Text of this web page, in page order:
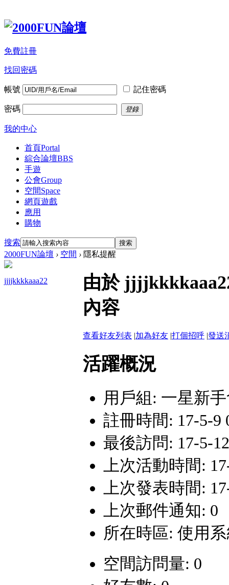
免費註冊
找回密碼
帳號 記住密碼
密碼 登錄
我的中心
首頁Portal
綜合論壇BBS
手遊
公會Group
空間Space
網頁遊戲
應用
購物
搜索 搜索
2000FUN論壇 › 空間 › 隱私提醒
jjjjkkkkaaa22
由於
內容
查看好友列表 |加為好友 |打個招呼 |發送
活躍概況
用戶組: 一星新
註冊時間: 17-5-9
最後訪問: 17-5-
上次活動時間:
上次發表時間:
上次郵件通知: 0
所在時區: 使用
空間訪問量: 0